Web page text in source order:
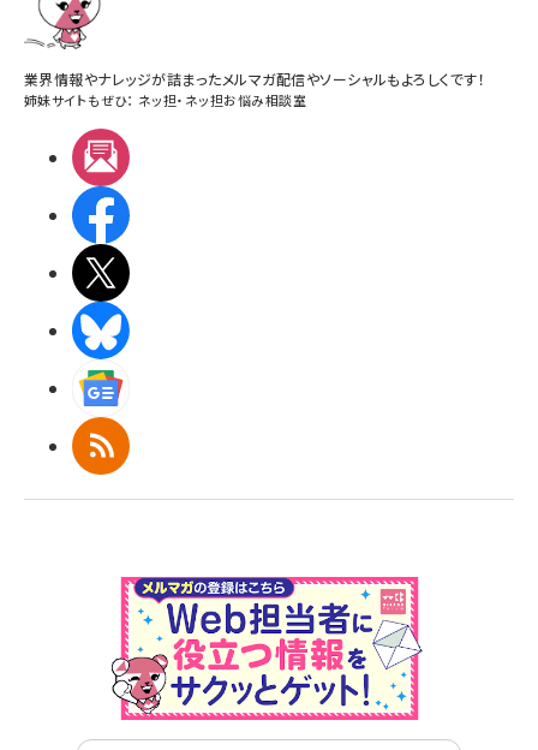
業界情報やナレッジが詰まったメルマガ配信やソーシャルもよろしくです！
姉妹サイトもぜひ： ネッ担・ ネッ担お悩み相談室
RSS